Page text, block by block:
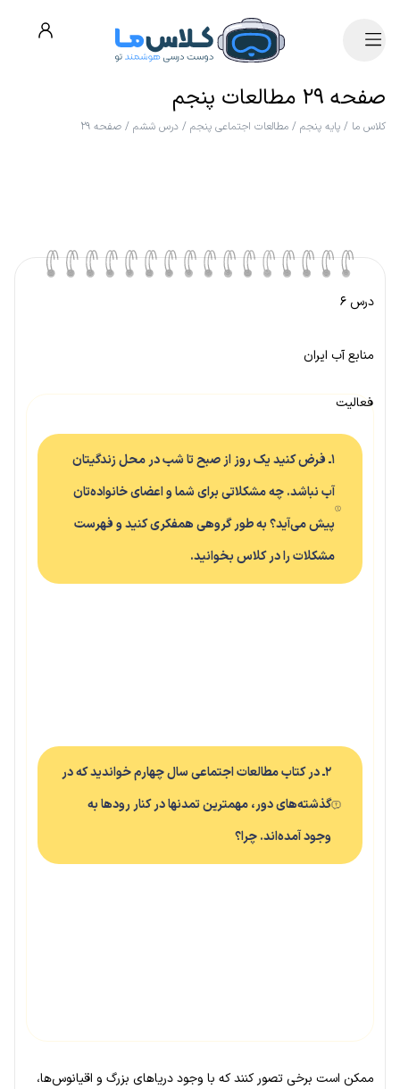
صفحه ۲۹ مطالعات پنجم
کلاس ما / پایه پنجم / مطالعات اجتماعی پنجم / درس ششم / صفحه ۲۹
درس ۶
منابع آب ایران
فعالیت
۱ـ فرض کنید یک روز از صبح تا شب در محل زندگیتان
آب نباشد. چه مشکلاتی برای شما و اعضای خانواده‌تان
پیش می‌آید؟ به طور گروهی همفکری کنید و فهرست
مشکلات را در کلاس بخوانید.
۲ـ در کتاب مطالعات اجتماعی سال چهارم خواندید که در
گذشته‌های دور، مهمترین تمدنها در کنار رودها به
وجود آمده‌اند. چرا؟
ممکن است برخی تصور کنند که با وجود دریاهای بزرگ و اقیانوس‌ها،